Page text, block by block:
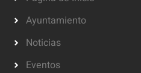
Ayuntamiento
Noticias
Eventos